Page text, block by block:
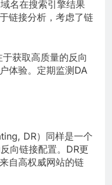
名在搜索引擎结果
链接分析，考虑了链
获取高质量的反向
体验。定期监测DA
DR）同样是一个
向链接配置。DR更
自高权威网站的链